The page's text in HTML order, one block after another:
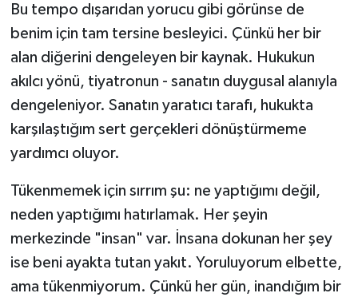
Bu tempo dışarıdan yorucu gibi görünse de
benim için tam tersine besleyici. Çünkü her bir
alan diğerini dengeleyen bir kaynak. Hukukun
akılcı yönü, tiyatronun - sanatın duygusal alanıyla
dengeleniyor. Sanatın yaratıcı tarafı, hukukta
karşılaştığım sert gerçekleri dönüştürmeme
yardımcı oluyor.
Tükenmemek için sırrım şu: ne yaptığımı değil,
neden yaptığımı hatırlamak. Her şeyin
merkezinde "insan" var. İnsana dokunan her şey
ise beni ayakta tutan yakıt. Yoruluyorum elbette,
ama tükenmiyorum. Çünkü her gün, inandığım bir